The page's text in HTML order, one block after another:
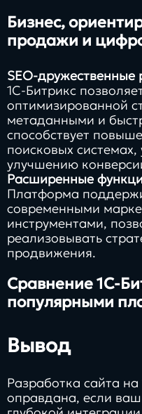
Бизнес,
продажи и
SEO-дружественные
1С-Битрикс
оптимизированной
метаданными и
способствует
поисковых
улучшению
Расширенные
Платформа
современными
инструментами,
реализовывать
продвижения.
Сравнение 1С-
популярными
Вывод
Разработка сайта
оправдана, если